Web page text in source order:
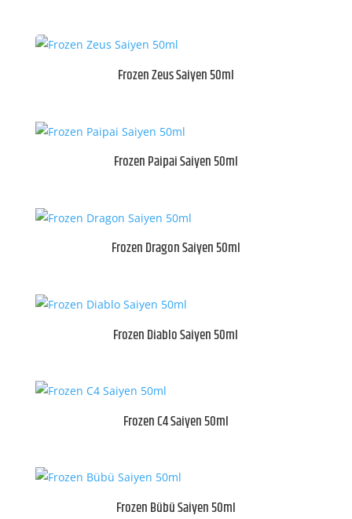
Frozen Zeus Saiyen 50ml
Frozen Paipai Saiyen 50ml
Frozen Dragon Saiyen 50ml
Frozen Diablo Saiyen 50ml
Frozen C4 Saiyen 50ml
Frozen Bübü Saiyen 50ml